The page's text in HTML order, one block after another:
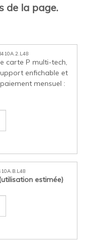
de la page.
carte P multi-tech,
enfichable et
mensuel :
estimée)